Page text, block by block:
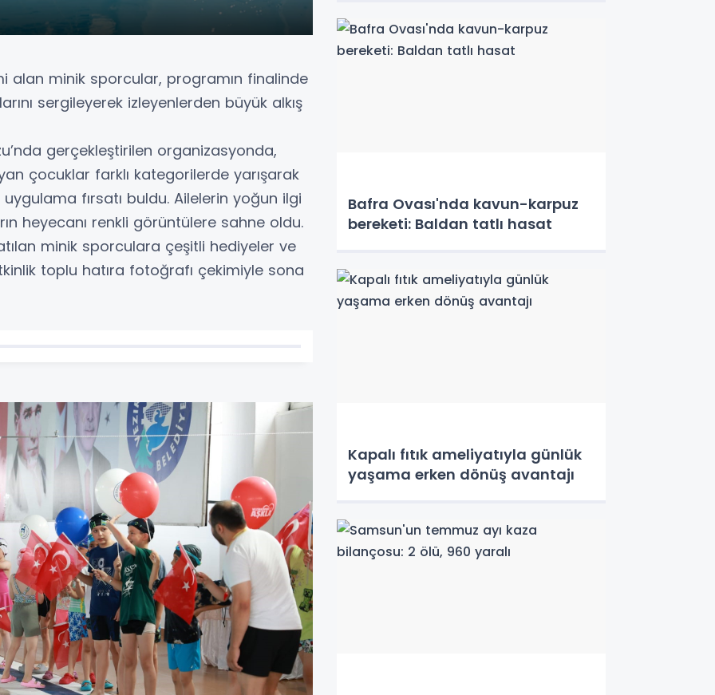
alan minik sporcular, programın finalinde
sergileyerek izleyenlerden büyük alkış
gerçekleştirilen organizasyonda,
çocuklar farklı kategorilerde yarışarak
fırsatı buldu. Ailelerin yoğun ilgi
heyecanı renkli görüntülere sahne oldu.
minik sporculara çeşitli hediyeler ve
toplu hatıra fotoğrafı çekimiyle sona
Bafra Ovası'nda kavun-karpuz
bereketi: Baldan tatlı hasat
Kapalı fıtık ameliyatıyla günlük
yaşama erken dönüş avantajı